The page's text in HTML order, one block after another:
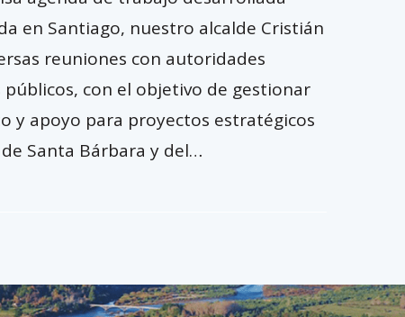
en Santiago, nuestro alcalde Cristián
reuniones con autoridades
con el objetivo de gestionar
y apoyo para proyectos estratégicos
Santa Bárbara y del…